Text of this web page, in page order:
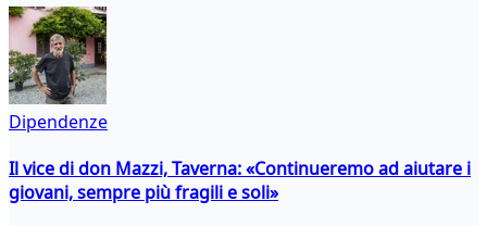
Dipendenze
Il vice di don Mazzi, Taverna: «Continueremo ad aiutare i
giovani, sempre più fragili e soli»